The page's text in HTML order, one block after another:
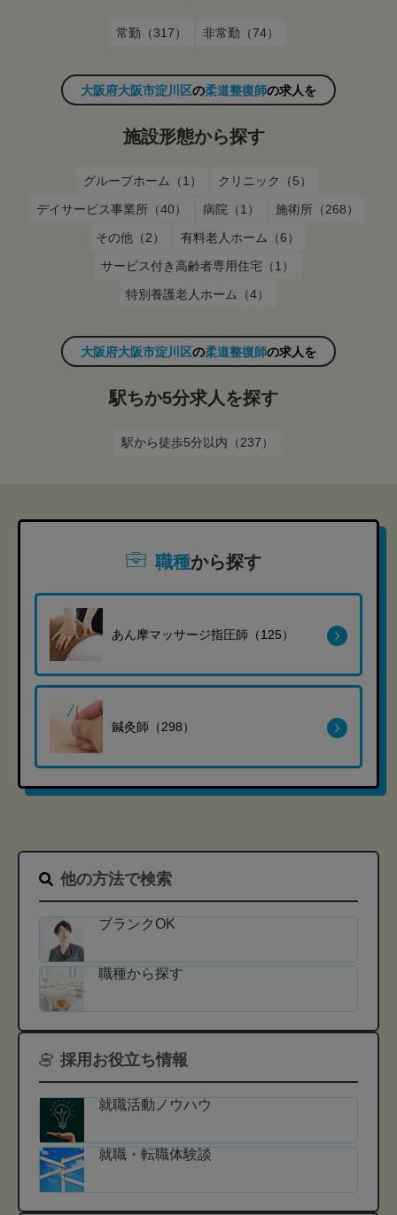
常勤（317） 非常勤（74）
大阪府大阪市淀川区の柔道整復師の求人を
施設形態から探す
グループホーム（1）
クリニック（5）
デイサービス事業所（40）
病院（1）
施術所（268）
その他（2）
有料老人ホーム（6）
サービス付き高齢者専用住宅（1）
特別養護老人ホーム（4）
大阪府大阪市淀川区の柔道整復師の求人を
駅ちか5分求人を探す
駅から徒歩5分以内（237）
職種から探す
あん摩マッサージ指圧師（125）
鍼灸師（298）
他の方法で検索
ブランクOK
職種から探す
採用お役立ち情報
就職活動ノウハウ
就職・転職体験談